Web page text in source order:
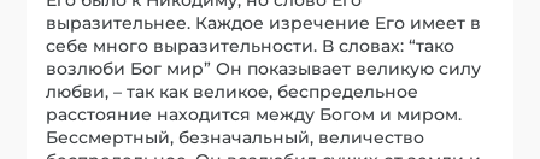
выразительнее. Каждое изречение Его имеет в
себе много выразительности. В словах: “тако
возлюби Бог мир” Он показывает великую силу
любви, – так как великое, беспредельное
расстояние находится между Богом и миром.
Бессмертный, безначальный, величество